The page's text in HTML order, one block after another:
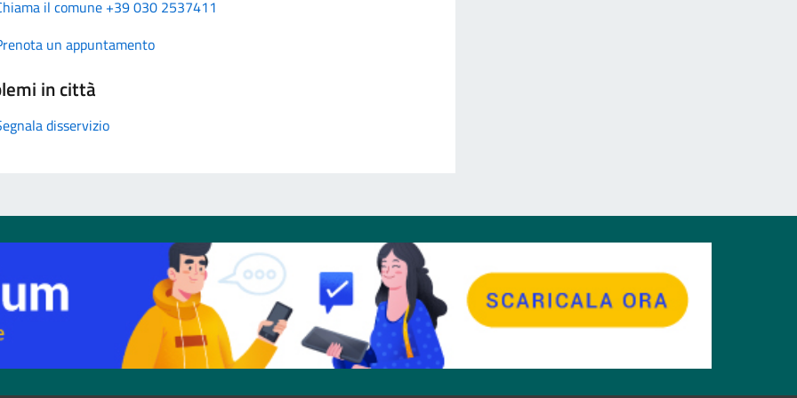
il comune +39 030 2537411
un appuntamento
in città
disservizio